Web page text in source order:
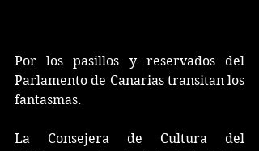
Por los pasillos y reservados del
Parlamento de Canarias transitan los
fantasmas.
La Consejera de Cultura del